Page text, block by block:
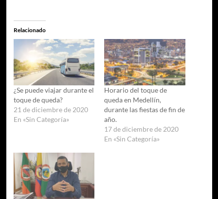
Relacionado
¿Se puede viajar durante el
toque de queda?
21 de diciembre de 2020
En «Sin Categoría»
Horario del toque de
queda en Medellín,
durante las fiestas de fin de
año.
17 de diciembre de 2020
En «Sin Categoría»